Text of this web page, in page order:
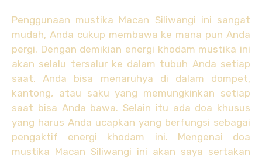
Penggunaan mustika Macan Siliwangi ini sangat
mudah, Anda cukup membawa ke mana pun Anda
pergi. Dengan demikian energi khodam mustika ini
akan selalu tersalur ke dalam tubuh Anda setiap
saat. Anda bisa menaruhya di dalam dompet,
kantong, atau saku yang memungkinkan setiap
saat bisa Anda bawa. Selain itu ada doa khusus
yang harus Anda ucapkan yang berfungsi sebagai
pengaktif energi khodam ini. Mengenai doa
mustika Macan Siliwangi ini akan saya sertakan